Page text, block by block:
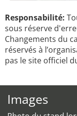
Responsabilité:
sous réserve
Changements du
réservés à
pas le site officiel
Images